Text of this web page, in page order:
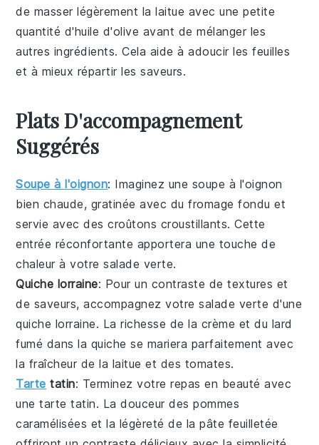
de masser légèrement lalaitue avec une petite
quantité d'huile d'olive avant de mélanger les
autres ingrédients. Cela aide à adoucir les feuilles
et à mieux répartir les saveurs.
Plats D'accompagnement
Suggérés
Soupe à l'oignon: Imaginez une soupe à l'oignon
bien chaude, gratinée avec du fromage fondu et
servie avec des croûtons croustillants. Cette
entrée réconfortante apportera une touche de
chaleur à votresalade verte.
Quiche lorraine: Pour un contraste de textures et
de saveurs, accompagnez votresalade verte d'une
quiche lorraine. La richesse de la crème et du lard
fumé dans la quiche se mariera parfaitement avec
la fraîcheur de la laitue et des tomates.
Tarte tatin: Terminez votre repas en beauté avec
unetarte tatin. La douceur despommes
caramélisées et la légèreté de la pâte feuilletée